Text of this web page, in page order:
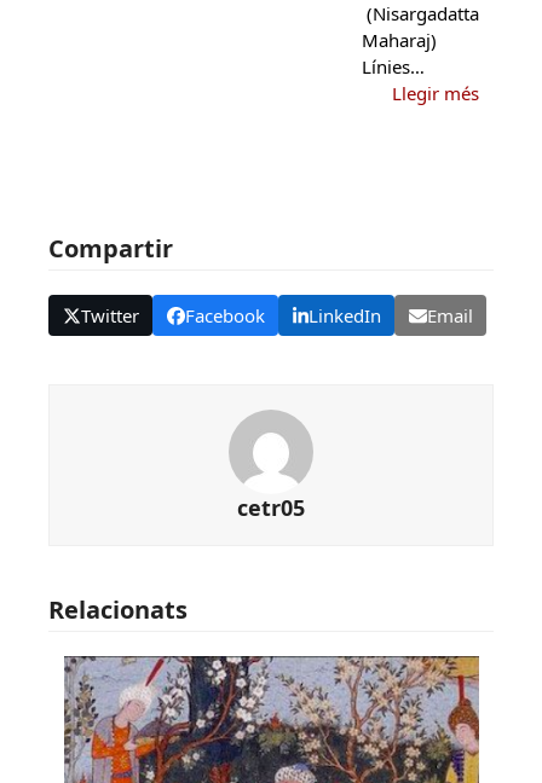
(Nisargadatta
Maharaj)
Línies…
Llegir més
Compartir
Twitter Facebook LinkedIn Email
cetr05
Relacionats